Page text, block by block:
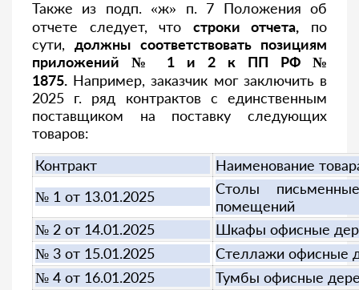
Также из подп. «ж» п. 7 Положения об
отчете следует, что строки отчета, по
сути,должны соответствовать позициям
приложений № 1 и 2 к ПП РФ №
1875. Например, заказчик мог заключить в
2025 г. ряд контрактов с единственным
поставщиком на поставку следующих
товаров:
Контракт
Наименование
№ 1 от 13.01.2025
Столы
помещений
№ 2 от 14.01.2025
Шкафы офисные
№ 3 от 15.01.2025
Стеллажи офисные
№ 4 от 16.01.2025
Тумбы офисные